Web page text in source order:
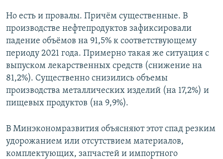
Но есть и провалы. Причём существенные. В
производстве нефтепродуктов зафиксировали
падение объёмов на 91,5% к соответствующему
периоду 2021 года. Примерно такая же ситуация с
выпуском лекарственных средств (снижение на
81,2%). Существенно снизились объемы
производства металлических изделий (на 17,2%) и
пищевых продуктов (на 9,9%).
В Минэкономразвития объясняют этот спад резким
удорожанием или отсутствием материалов,
комплектующих, запчастей и импортного